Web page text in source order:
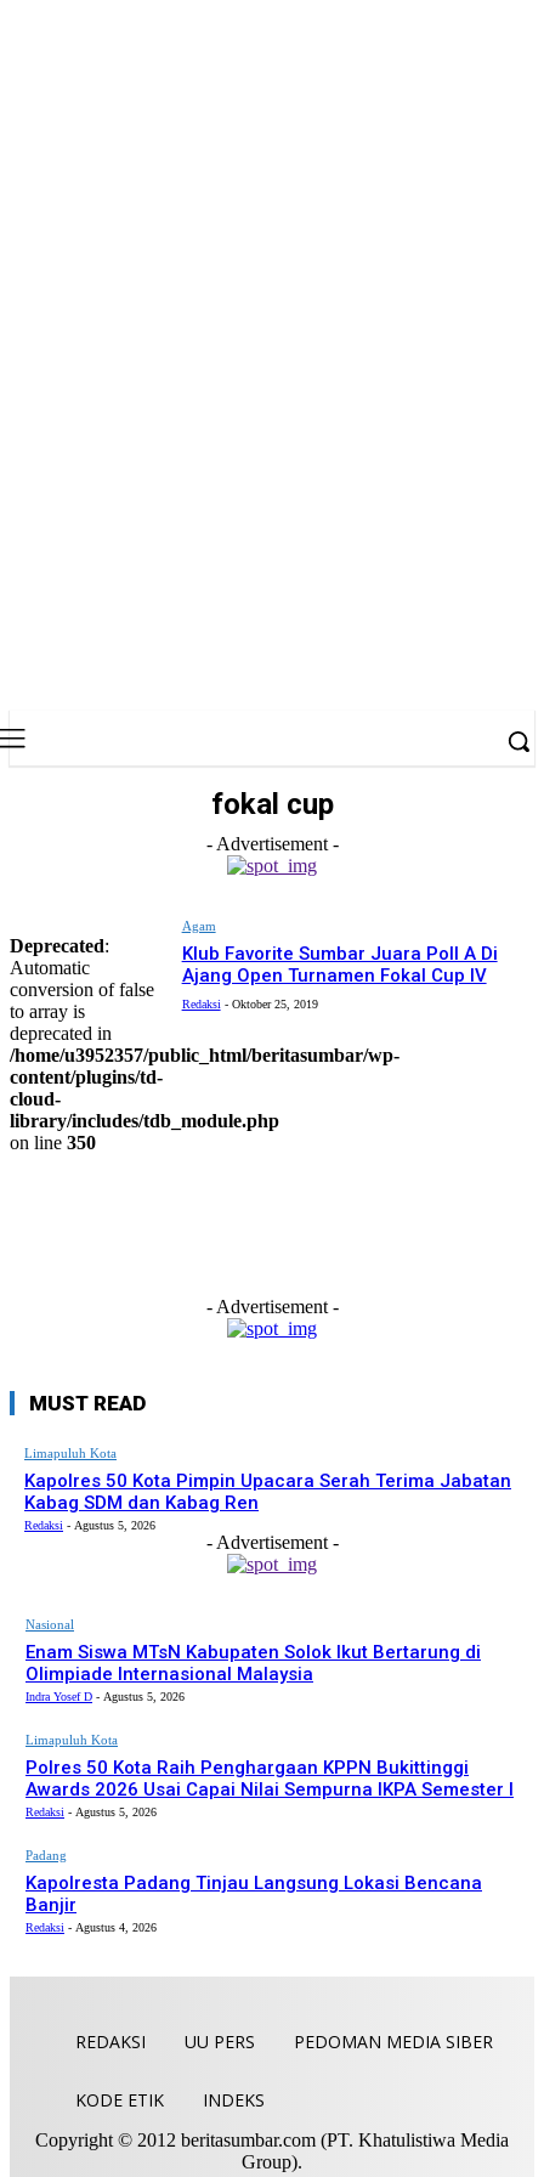
fokal cup
- Advertisement -
Deprecated:
Automatic
conversion of false
to array is
deprecated in
/home/u3952357/public_html/beritasumbar/wp-
content/plugins/td-
cloud-
library/includes/tdb_module.php
on line 350
Agam
Klub Favorite Sumbar Juara Poll A Di
Ajang Open Turnamen Fokal Cup IV
Redaksi - Oktober 25, 2019
- Advertisement -
MUST READ
Limapuluh Kota
Kapolres 50 Kota Pimpin Upacara Serah Terima Jabatan
Kabag SDM dan Kabag Ren
Redaksi - Agustus 5, 2026
- Advertisement -
Nasional
Enam Siswa MTsN Kabupaten Solok Ikut Bertarung di
Olimpiade Internasional Malaysia
Indra Yosef D - Agustus 5, 2026
Limapuluh Kota
Polres 50 Kota Raih Penghargaan KPPN Bukittinggi
Awards 2026 Usai Capai Nilai Sempurna IKPA Semester I
Redaksi - Agustus 5, 2026
Padang
Kapolresta Padang Tinjau Langsung Lokasi Bencana
Banjir
Redaksi - Agustus 4, 2026
REDAKSI UU PERS PEDOMAN MEDIA SIBER
KODE ETIK INDEKS
Copyright © 2012 beritasumbar.com (PT. Khatulistiwa Media
Group).